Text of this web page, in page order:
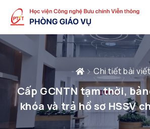
Chi tiết bài viết
Cấp GCNTN tạm thời,
khóa và trả hồ sơ HSSV
được công nhận tốt